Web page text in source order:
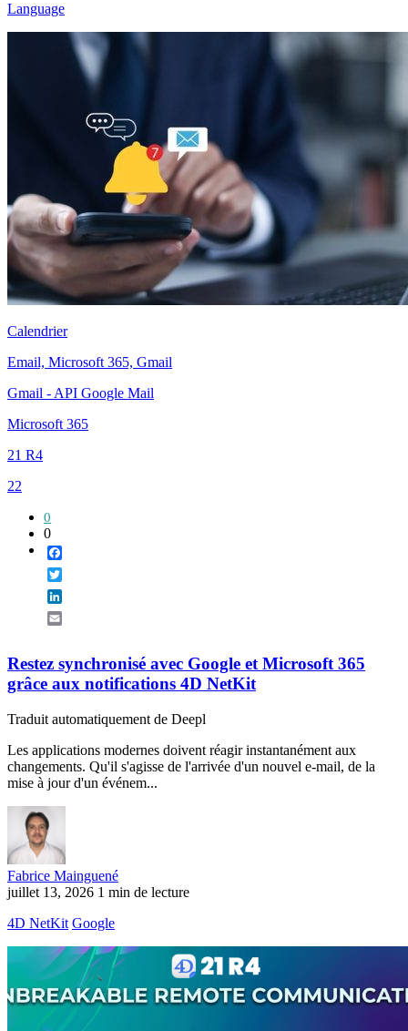
Language
Calendrier
Email, Microsoft 365, Gmail
Gmail - API Google Mail
Microsoft 365
21 R4
22
0
0
Restez synchronisé avec Google et Microsoft 365
grâce aux notifications 4D NetKit
Traduit automatiquement de Deepl
Les applications modernes doivent réagir instantanément aux
changements. Qu'il s'agisse de l'arrivée d'un nouvel e-mail, de la
mise à jour d'un événem...
Fabrice Mainguené
juillet 13, 2026 1 min de lecture
4D NetKit Google